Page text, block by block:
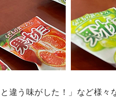
違う味がした！」など様々